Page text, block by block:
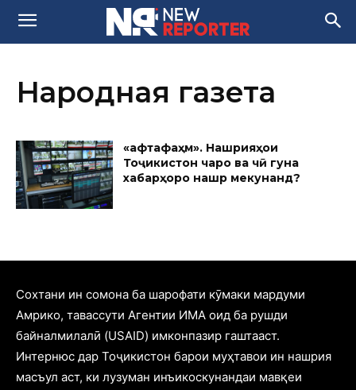
Народная газета
«Ҳафтафаҳм». Нашрияҳои
Тоҷикистон чаро ва чӣ гуна
хабарҳоро нашр мекунанд?
Cохтани ин сомона ба шарофати кӯмаки мардуми
Амрико, тавассути Агентии ИМА оид ба рушди
байналмилалӣ (USAID) имконпазир гаштааст.
Интернюс дар Тоҷикистон барои муҳтавои ин нашрия
масъул аст, ки лузуман инъикоскунандаи мавқеи